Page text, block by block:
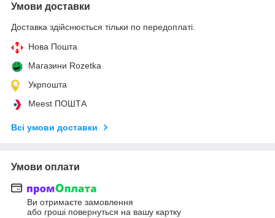
Умови доставки
Доставка здійснюється тільки по передоплаті.
Нова Пошта
Магазини Rozetka
Укрпошта
Meest ПОШТА
Всі умови доставки
Умови оплати
Ви отримаєте замовлення
або гроші повернуться на вашу картку